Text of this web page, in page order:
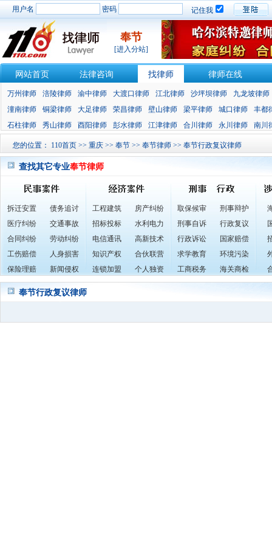
用户名 密码 记住我
奉节
[进入分站]
网站首页 法律咨询 找律师 律师在线
万州律师 涪陵律师 渝中律师 大渡口律师 江北律师 沙坪坝律师
九龙坡律师
潼南律师
铜梁律师 大足律师 荣昌律师 壁山律师 梁平律师 城口律师
丰都
石柱律师
秀山律师 酉阳律师 彭水律师 江津律师 合川律师 永川律师 南川
您的位置： 110首页 >> 重庆 >> 奉节 >> 奉节律师 >> 奉节行政复议律师
查找其它专业奉节律师
拆迁安置
债务追讨
医疗纠纷
交通事故
合同纠纷
劳动纠纷
工伤赔偿
人身损害
保险理赔
新闻侵权
工程建筑
房产纠纷
招标投标
水利电力
电信通讯
高新技术
知识产权
合伙联营
连锁加盟
个人独资
取保候审
刑事辩护
刑事自诉
行政复议
行政诉讼
国家赔偿
求学教育
环境污染
工商税务
海关商检
奉节行政复议律师